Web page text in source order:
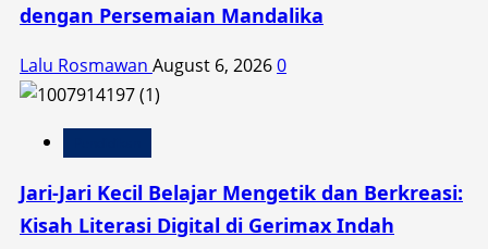
dengan Persemaian Mandalika
Lalu Rosmawan August 6, 20260
Jari-Jari Kecil Belajar Mengetik dan Berkreasi:
Kisah Literasi Digital di Gerimax Indah